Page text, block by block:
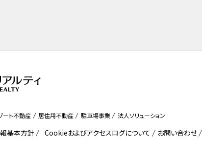
ート不動産 居住用不動産 駐車場事業 法人ソリューション
基本方針 Cookieおよびアクセスログについて お問い合わせ